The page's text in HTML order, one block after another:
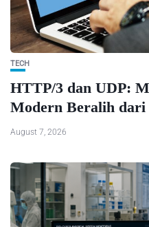
TECH
HTTP/3 dan UDP:
Modern Beralih dari
August 7, 2026